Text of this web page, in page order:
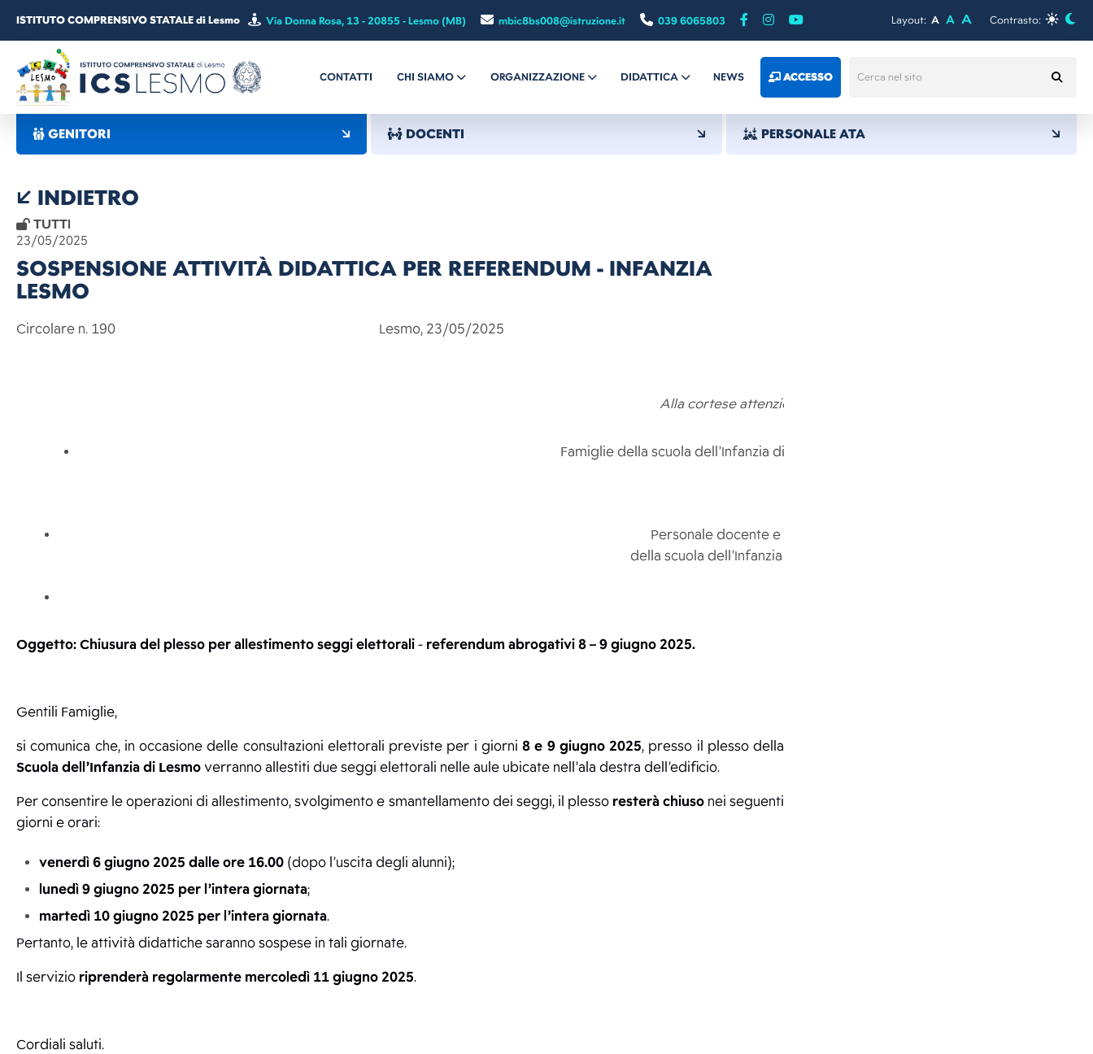
ISTITUTO COMPRENSIVO STATALE di Lesmo Via Donna Rosa, 13 - 20855 - Lesmo (MB) mbic8bs008@istruzione.it 039 6065803 Layout: A A A Contrasto:
CONTATTI CHI SIAMO ORGANIZZAZIONE DIDATTICA NEWS ACCESSO
GENITORI DOCENTI PERSONALE ATA
INDIETRO
TUTTI
23/05/2025
SOSPENSIONE ATTIVITÀ DIDATTICA PER REFERENDUM - INFANZIA
LESMO
Circolare n. 190 Lesmo, 23/05/2025
Alla cortese attenzione di:
Famiglie della scuola dell’Infanzia di Lesmo
Personale docente e ATA
della scuola dell’Infanzia di Lesmo
Oggetto: Chiusura del plesso per allestimento seggi elettorali- referendum abrogativi 8 – 9 giugno 2025.
Gentili Famiglie,
si comunica che, in occasione delle consultazioni elettorali previste per i giorni 8 e 9 giugno 2025, presso il plesso della
Scuola dell’Infanzia di Lesmoverranno allestiti due seggi elettorali nelle aule ubicate nell’ala destra dell’edificio.
Per consentire le operazioni di allestimento, svolgimento e smantellamento dei seggi, il plesso resterà chiuso nei seguenti
giorni e orari:
venerdì 6 giugno 2025 dalle ore 16.00 (dopo l’uscita degli alunni);
lunedì 9 giugno 2025 per l’intera giornata;
martedì 10 giugno 2025 per l’intera giornata.
Pertanto, le attività didattiche saranno sospese in tali giornate.
Il servizio riprenderà regolarmente mercoledì 11 giugno 2025.
Cordiali saluti.